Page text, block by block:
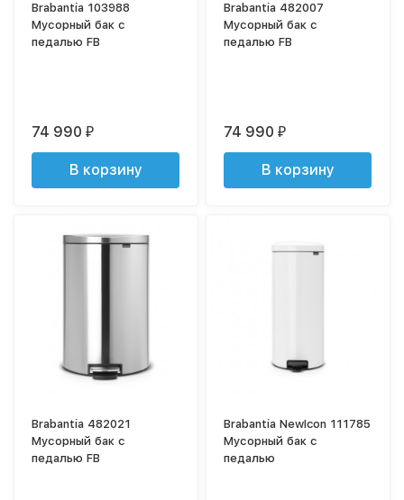
Brabantia 103988
Мусорный бак с
педалью FB
74 990₽
В корзину
Brabantia 482007
Мусорный бак с
педалью FB
74 990₽
В корзину
Brabantia 482021
Мусорный бак с
педалью FB
Brabantia NewIcon 111785
Мусорный бак с
педалью